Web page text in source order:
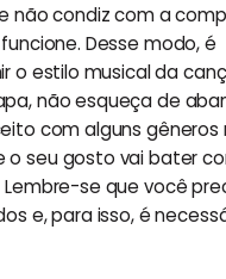
não condiz com a
Desse modo, é
o estilo musical da
não esqueça de
com alguns gêneros
o seu gosto vai bater
se que você
e, para isso, é